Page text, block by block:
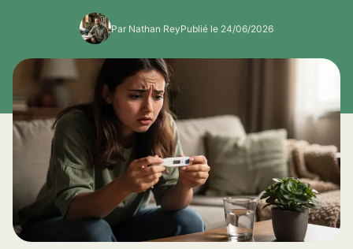
Par Nathan ReyPublié le 24/06/2026